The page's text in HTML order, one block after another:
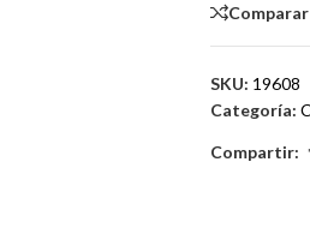
Comparar
SKU: 19608
Categoría:
Compartir: